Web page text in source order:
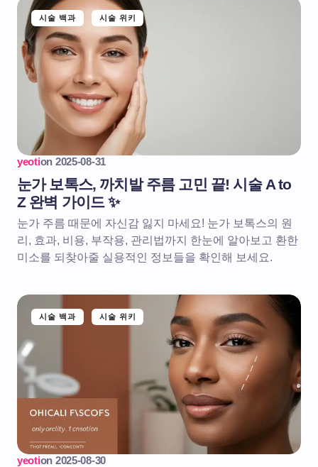
시술 백과 시술 위키
yeotion 2025-08-31
눈가 보톡스, 까치발 주름 고민 끝! 시술 A to
Z 완벽 가이드 ✨
눈가 주름 때문에 자신감 잃지 마세요! 눈가 보톡스의 원
리, 효과, 비용, 부작용, 관리법까지 한눈에 알아보고 환한
미소를 되찾아줄 실용적인 정보들을 확인해 보세요.
시술 백과 시술 위키
yeotion 2025-08-30